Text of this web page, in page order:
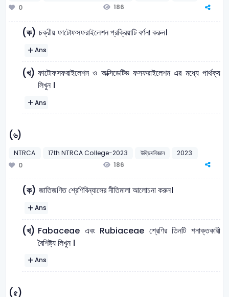
0
186
(ক) চক্রীয় ফাটোফসফরাইলেশন প্রক্রিয়াটি বর্ণনা করুন।
Ans
(খ) ফাটোফসফরাইলেশন ও অক্সিডেটিভ ফসফরাইলেশন এর মধ্যে পার্থক্য
লিখুন ।
Ans
(৬)
NTRCA 17th NTRCA College-2023 উদ্ভিদবিজ্ঞান
2023
0
186
(ক) জাতিজণিত শ্রেণিবিন্যাসের নীতিমালা আলোচনা করুন।
Ans
(খ) Fabaceae এবং Rubiaceae শ্রেণির তিনটি শনাক্তকারী
বৈশিষ্ট্য লিখুন ।
Ans
(৫)